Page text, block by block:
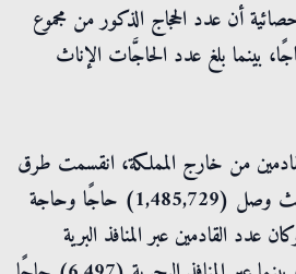
أن عدد الحجاج الذكور من مجموع
(893,396) حاجًا، بينما بلغ عدد الحاجَّات الإناث
من خارج المملكة، انقسمت طرق
قدومهم إلى عدة منافذ، حيث وصل (1,485,729) حاجًا وحاجة
عدد القادمين عبر المنافذ البرية